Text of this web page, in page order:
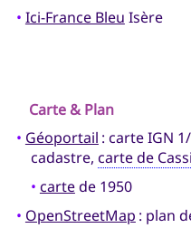
• Ici-France Bleu Isère
Carte & Plan
• Géoportail : carte IGN
cadastre, carte de
• cartede 1950
• OpenStreetMap : plan